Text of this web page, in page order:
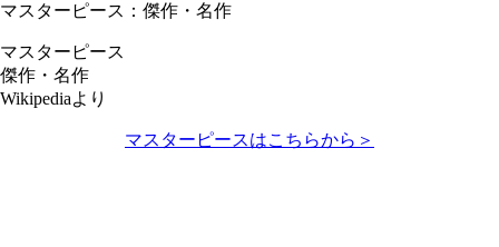
マスターピース：傑作・名作
マスターピース
傑作・名作
Wikipediaより
マスターピースはこちらから＞